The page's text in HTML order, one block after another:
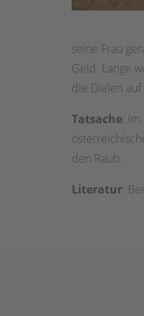
seine Frau
Geld. Lange
die Dielen
Tatsache:
den Raub.
Literatur: